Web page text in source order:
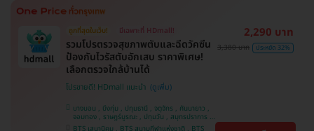
ถูกที่สุดในเว็บ! มีเฉพาะที่ HDmall!
รวมโปรตรวจสุขภาพตับและฉีดวัคซีน
ป้องกันไวรัสตับอักเสบ ราคาพิเศษ!
เลือกตรวจใกล้บ้านได้
โปรขายดี! HDmall แนะนำ
บางบอน , บึงกุ่ม , ปทุมธานี , จตุจักร , คันนายาว ,
จอมทอง , ราษฎร์บูรณะ , ปทุมวัน , สมุทรปราการ ,
ลาดพร้าว , พญาไท , ภาษีเจริญ , พระโขนง , บางรัก
2,290 บาท
3,380 บาท ประหยัด 32%